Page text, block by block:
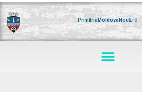
Skip
to
content
PrimăriaMoldovaNouă.ro
Menu